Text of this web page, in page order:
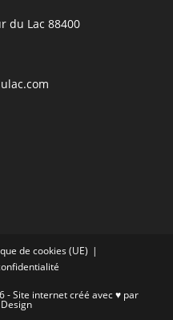
du Lac 88400
de cookies (UE)
- Site internet créé avec ♥ par